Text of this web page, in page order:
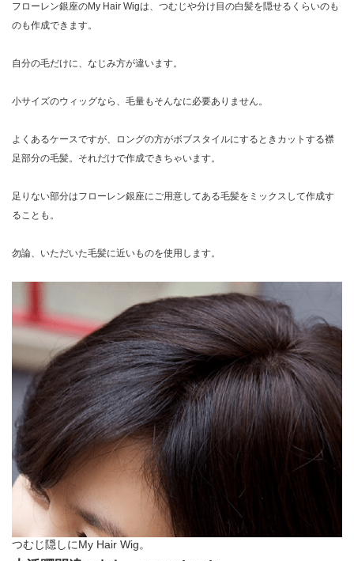
フローレン銀座のMy Hair Wigは、つむじや分け目の白髪を隠せるくらいのも
のも作成できます。
自分の毛だけに、なじみ方が違います。
小サイズのウィッグなら、毛量もそんなに必要ありません。
よくあるケースですが、ロングの方がボブスタイルにするときカットする襟
足部分の毛髪。それだけで作成できちゃいます。
足りない部分はフローレン銀座にご用意してある毛髪をミックスして作成す
ることも。
勿論、いただいた毛髪に近いものを使用します。
つむじ隠しにMy Hair Wig。